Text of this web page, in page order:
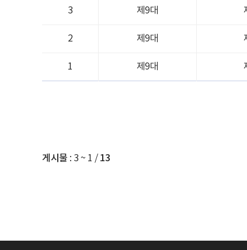
3 제9대
2 제9대
1 제9대
게시물 : 3 ~ 1 / 13